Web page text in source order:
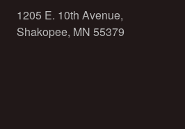
1205 E. 10th Avenue,
Shakopee, MN 55379